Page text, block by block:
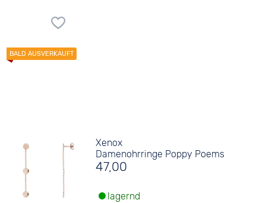
Xenox
Damenohrringe Poppy Poems
47,00
lagernd